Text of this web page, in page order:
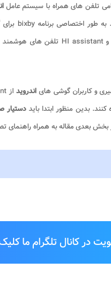
تلفن های همراه با سیستم عامل
و کاربران گوشی هایاندروید
کنند. بدین منظور ابتدا باید دستیار
بخش بعدی مقاله به همراه راهنمای
در کانال تلگرام ما